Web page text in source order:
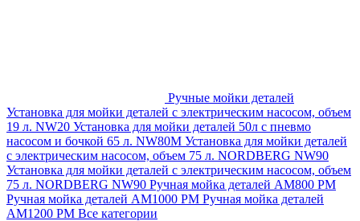
Ручные мойки деталей
Установка для мойки деталей с электрическим насосом, объем
19 л. NW20 Установка для мойки деталей 50л с пневмо
насосом и бочкой 65 л. NW80M Установка для мойки деталей
с электрическим насосом, объем 75 л. NORDBERG NW90
Установка для мойки деталей с электрическим насосом, объем
75 л. NORDBERG NW90 Ручная мойка деталей АМ800 РМ
Ручная мойка деталей АМ1000 РМ Ручная мойка деталей
АМ1200 РМ Все категории